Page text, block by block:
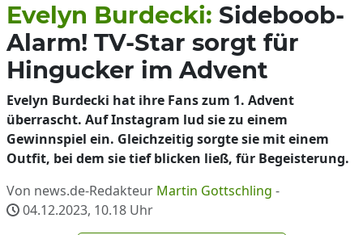
Evelyn Burdecki: Sideboob-
Alarm! TV-Star sorgt für
Hingucker im Advent
Evelyn Burdecki hat ihre Fans zum 1. Advent
überrascht. Auf Instagram lud sie zu einem
Gewinnspiel ein. Gleichzeitig sorgte sie mit einem
Outfit, bei dem sie tief blicken ließ, für Begeisterung.
Von news.de-Redakteur Martin Gottschling -
04.12.2023, 10.18 Uhr